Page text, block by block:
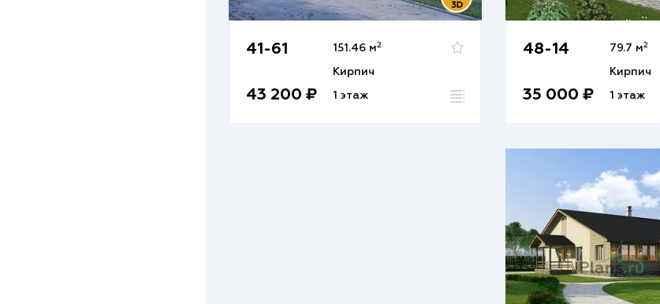
41-61
43 200 ₽
151.46 м2
Кирпич
1 этаж
48-14
35 000 ₽
79.7 м2
Кирпич
1 этаж